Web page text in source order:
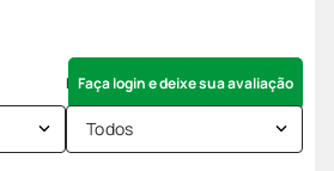
Faça login e deixe sua avaliação
Todos